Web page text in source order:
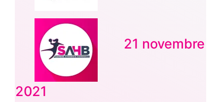
21 novembre
2021